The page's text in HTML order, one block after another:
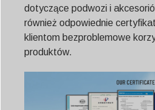
dotyczące podwozi i
również odpowiednie
klientom bezproblemowe
produktów.